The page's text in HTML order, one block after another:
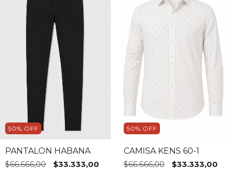
50% OFF
PANTALON HABANA
$66.666,00
$33.333,00
50% OFF
CAMISA KENS 60-1
$66.666,00
$33.333,00